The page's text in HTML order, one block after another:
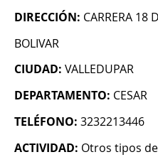
DIRECCIÓN: CARRERA 18
BOLIVAR
CIUDAD: VALLEDUPAR
DEPARTAMENTO: CESAR
TELÉFONO: 3232213446
ACTIVIDAD: Otros tipos